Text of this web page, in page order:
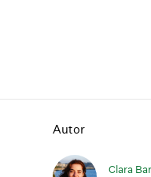
Autor
Clara